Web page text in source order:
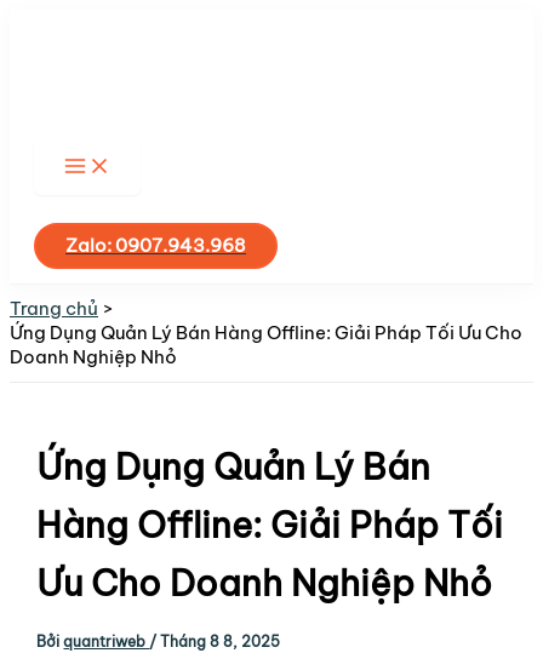
kiếmZalo: 0907.943.968
Trang chủ
Ứng Dụng Quản Lý Bán Hàng Offline: Giải Pháp Tối Ưu Cho
Doanh Nghiệp Nhỏ
Ứng Dụng Quản Lý Bán
Hàng Offline: Giải Pháp Tối
Ưu Cho Doanh Nghiệp Nhỏ
Bởiquantriweb /Tháng 8 8, 2025